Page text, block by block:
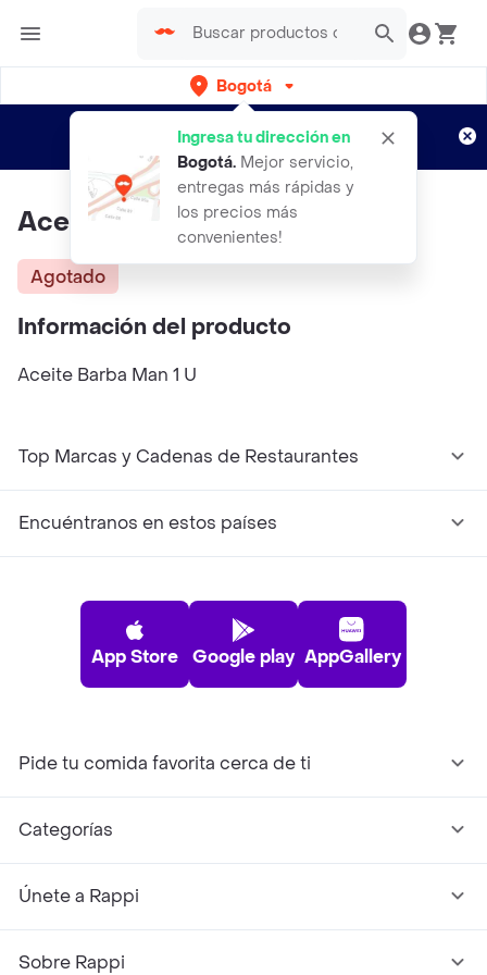
Bogotá
Ingresa tu dirección en
Bogotá. Mejor servicio,
entregas más rápidas y
los precios más
convenientes!
envíos gratis por semanas
Aplican TyC
Aceite Barba Man 1 U
Agotado
Información del producto
Aceite Barba Man 1 U
Top Marcas y Cadenas de Restaurantes
Encuéntranos en estos países
App Store Google play AppGallery
Pide tu comida favorita cerca de ti
Categorías
Únete a Rappi
Sobre Rappi